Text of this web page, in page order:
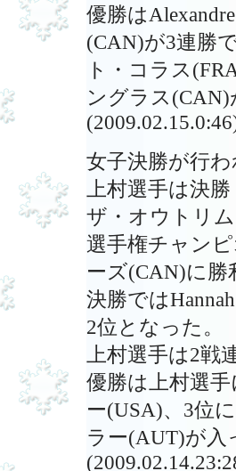
優勝は
(CAN)が3連勝
ト・コラス
ングラス
女子決勝が行
上村選手は決
ザ・オウトリ
選手権チャン
ーズ(CAN)に勝
決勝では
2位となった。
上村選手は2戦
優勝は上村選手
ー(USA)、3位
ラー(AUT)が入